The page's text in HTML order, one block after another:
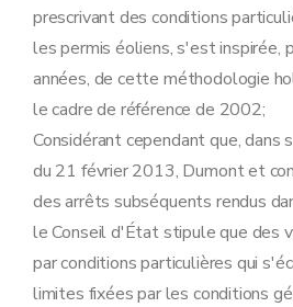
prescrivant des conditions
les permis éoliens, s'est inspirée,
années, de cette méthodologie
le cadre de référence de 2002;
Considérant cependant que, dans
du 21 février 2013, Dumont et
des arrêts subséquents rendus
le Conseil d'État stipule que des
par conditions particulières qui
limites fixées par les conditions